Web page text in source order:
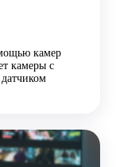
камер
камеры с